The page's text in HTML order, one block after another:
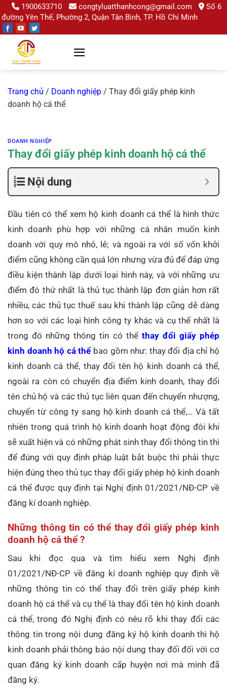
Chuyển
đến
nội
1900633710 congtyluatthanhcong@gmail.com
Số 6
đường Yên Thế, Phường 2, Quận Tân Bình, TP. Hồ Chí Minh
Trang chủ / Doanh nghiệp / Thay đổi giấy phép kinh
doanh hộ cá thể
DOANH NGHIỆP
Thay đổi giấy phép kinh doanh hộ cá thể
Nội dung
Đầu tiên có thể xem hộ kinh doanh cá thể là hình thức
kinh doanh phù hợp với những cá nhân muốn kinh
doanh với quy mô nhỏ, lẻ; và ngoài ra với số vốn khởi
điểm cũng không cần quá lớn nhưng vừa đủ để đáp ứng
điều kiện thành lập dưới loại hình này, và với những ưu
điểm đó thứ nhất là thủ tục thành lập đơn giản hơn rất
nhiều, các thủ tục thuế sau khi thành lập cũng dễ dàng
hơn so với các loại hình công ty khác và cụ thể nhất là
trong đó những thông tin có thểthay đổi giấy phép
kinh doanh hộ cá thể bao gồm như: thay đổi địa chỉ hộ
kinh doanh cá thể, thay đổi tên hộ kinh doanh cá thể,
ngoài ra còn có chuyển địa điểm kinh doanh, thay đổi
tên chủ hộ và các thủ tục liên quan đến chuyển nhượng,
chuyển từ công ty sang hộ kinh doanh cá thể,… Và tất
nhiên trong quá trình hộ kinh doanh hoạt động đôi khi
sẽ xuất hiện và có những phát sinh thay đổi thông tin thì
để đúng với quy định pháp luật bắt buộc thì phải thực
hiện đúng theo thủ tục thay đổi giấy phép hộ kinh doanh
cá thể được quy định tại Nghị định 01/2021/NĐ-CP về
đăng kí doanh nghiệp.
Những thông tin có thể thay đổi giấy phép kinh
doanh hộ cá thể ?
Sau khi đọc qua và tìm hiểu xem Nghị định
01/2021/NĐ-CP về đăng kí doanh nghiệp quy định về
những thông tin có thể thay đổi trên giấy phép kinh
doanh hộ cá thể và cụ thể là thay đổi tên hộ kinh doanh
cá thể, trong đó Nghị định có nêu rõ khi thay đổi các
thông tin trong nội dung đăng ký hộ kinh doanh thì hộ
kinh doanh phải thông báo nội dung thay đổi đối với cơ
quan đăng ký kinh doanh cấp huyện nơi mà mình đã
đăng ký.